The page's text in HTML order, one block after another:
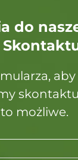
do
aby
możliwe.